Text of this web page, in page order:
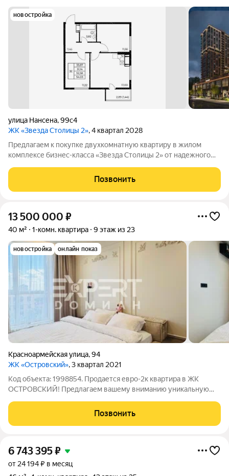
новостройка
улица Нансена,99с4
ЖК «Звезда Столицы 2», 4 квартал 2028
Предлагаем к покупке двухкомнатную квартиру в жилом
комплексе бизнес-класса «Звезда Столицы 2» от надежного
жилье в центре Ростова-на-Дону с возможностью
долгосрочной инвестиции в ликвидную
Позвонить
13 500 000 ₽
40 м² 1-комн. квартира 9 этаж из 23
новостройка онлайн показ
Красноармейская улица,94
ЖК «Островский», 3 квартал 2021
Код объекта: 1998854. Продается евро-2к квартира в ЖК
ОСТРОВСКИЙ! Предлагаем вашему вниманию уникальную
современном дизайнерском стиле под авторским надзором!
Особенности квартиры: - Просторная
Позвонить
6 743 395₽
от 24 194 ₽ в месяц